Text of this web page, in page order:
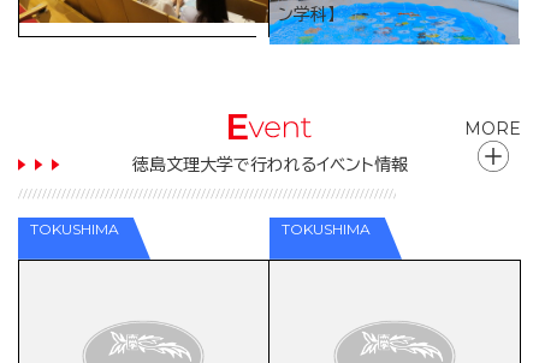
ン学科】
徳島文理大学で行われるイベント情報
MORE